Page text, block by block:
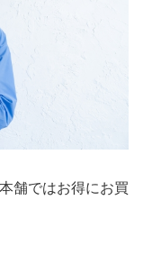
舗ではお得にお買